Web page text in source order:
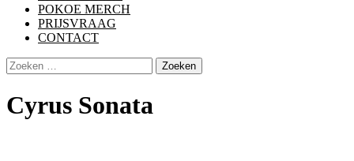
POKOE MERCH
PRIJSVRAAG
CONTACT
Zoeken
naar:
Cyrus Sonata